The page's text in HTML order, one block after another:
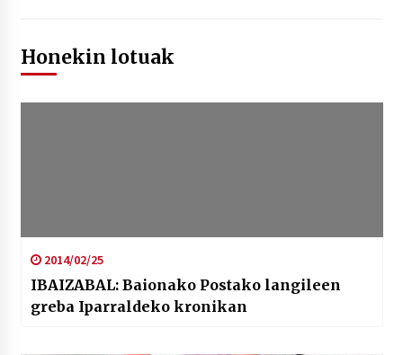
Honekin lotuak
2014/02/25
IBAIZABAL: Baionako Postako langileen
greba Iparraldeko kronikan